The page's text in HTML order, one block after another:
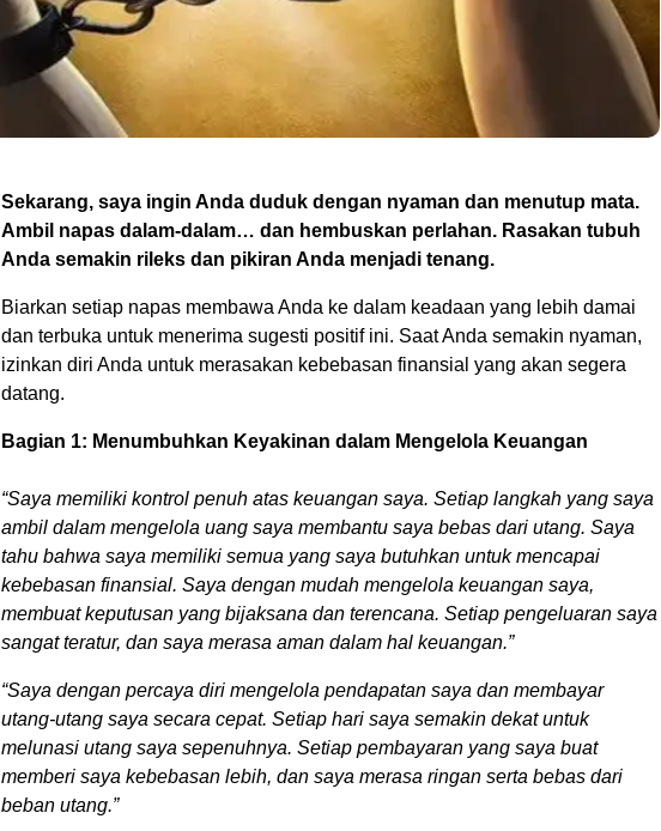
Sekarang, saya ingin Anda duduk dengan nyaman dan menutup mata.
Ambil napas dalam-dalam… dan hembuskan perlahan. Rasakan tubuh
Anda semakin rileks dan pikiran Anda menjadi tenang.
Biarkan setiap napas membawa Anda ke dalam keadaan yang lebih damai
dan terbuka untuk menerima sugesti positif ini. Saat Anda semakin nyaman,
izinkan diri Anda untuk merasakan kebebasan finansial yang akan segera
datang.
Bagian 1: Menumbuhkan Keyakinan dalam Mengelola Keuangan
“Saya memiliki kontrol penuh atas keuangan saya. Setiap langkah yang saya
ambil dalam mengelola uang saya membantu saya bebas dari utang. Saya
tahu bahwa saya memiliki semua yang saya butuhkan untuk mencapai
kebebasan finansial. Saya dengan mudah mengelola keuangan saya,
membuat keputusan yang bijaksana dan terencana. Setiap pengeluaran saya
sangat teratur, dan saya merasa aman dalam hal keuangan.”
“Saya dengan percaya diri mengelola pendapatan saya dan membayar
utang-utang saya secara cepat. Setiap hari saya semakin dekat untuk
melunasi utang saya sepenuhnya. Setiap pembayaran yang saya buat
memberi saya kebebasan lebih, dan saya merasa ringan serta bebas dari
beban utang.”